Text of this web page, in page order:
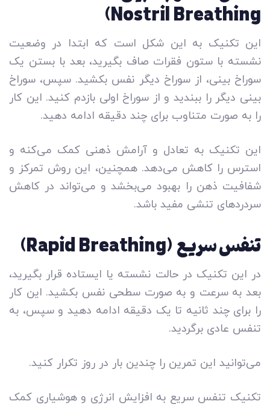
Nostril Breathing)
این تکنیک به این شکل است که ابتدا در وضعیت
نشسته با ستون فقرات صاف بگیرید، بعد با بستن یک
سوراخ بینی، از سوراخ دیگر نفس بکشید. سپس، سوراخ
بینی دیگر را ببندید و از سوراخ اولی بازدم کنید. این کار
را به صورت متناوب برای چند دقیقه ادامه دهید.
این تکنیک به تعادل و آرامش ذهنی کمک می‌کنه و
استرس را کاهش می‌دهد. همچنین، این روش تمرکز و
شفافیت ذهن را بهبود می‌بخشد و می‌تواند در کاهش
سردردهای تنشی مفید باشد.
تنفس سریع (Rapid Breathing)
در این تکنیک در حالت نشسته یا ایستاده قرار بگیرید،
بعد به سرعت و به صورت سطحی نفس بکشید. این کار
را برای چند ثانیه تا یک دقیقه ادامه دهید و سپس، به
تنفس عادی برگردید.
می‌توانید این تمرین را چندین بار در روز تکرار کنید.
تکنیک تنفس سریع به افزایش انرژی و هوشیاری کمک